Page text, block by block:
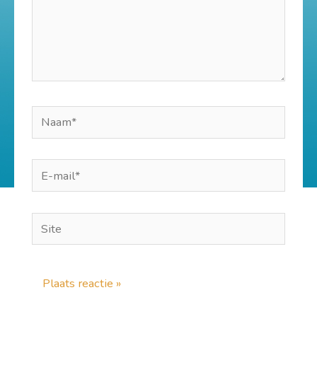
Naam*
E-
mail*
Site